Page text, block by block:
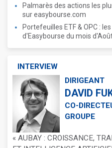
Palmarès des actions les
sur easybourse.com
Portefeuilles ETF & OPC :
d'Easybourse du mois
INTERVIEW
DIRIGEANT
DAVID
CO-
GROUPE
« AUBAY : CROISSANCE,